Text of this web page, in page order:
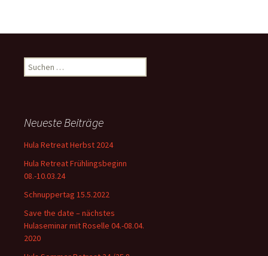
Suchen
nach:
Neueste Beiträge
Hula Retreat Herbst 2024
Hula Retreat Frühlingsbeginn
08.-10.03.24
Schnuppertag 15.5.2022
Save the date – nächstes
Hulaseminar mit Roselle 04.-08.04.
2020